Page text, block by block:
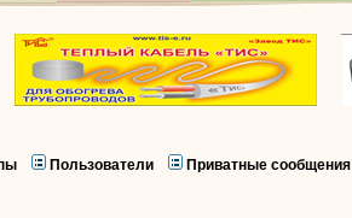
Пользователи Приватные сообщения